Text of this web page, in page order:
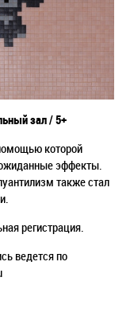
зал / 5+
которой
эффекты.
также стал
регистрация.
ведется по